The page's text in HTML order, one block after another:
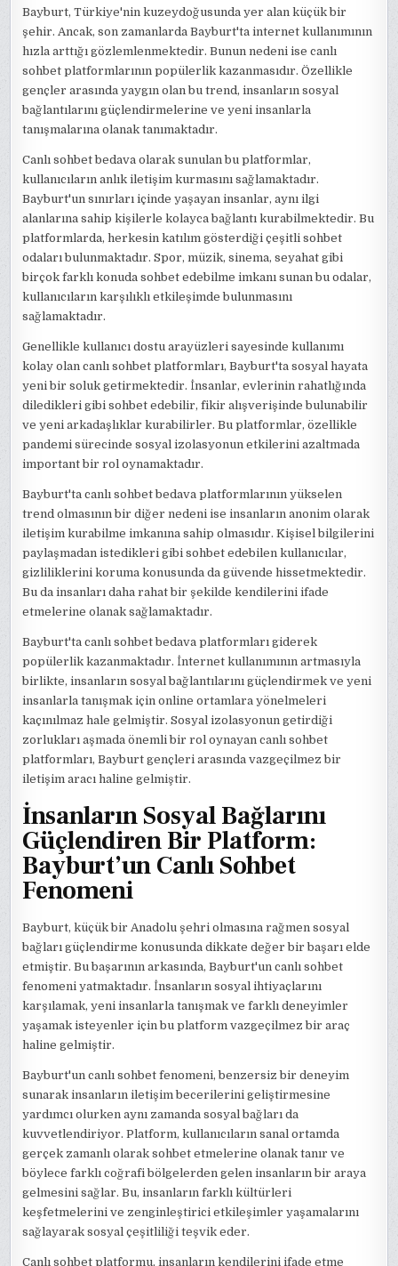
Bayburt, Türkiye'nin kuzeydoğusunda yer alan küçük bir
şehir. Ancak, son zamanlarda Bayburt'ta internet kullanımının
hızla arttığı gözlemlenmektedir. Bunun nedeni ise canlı
sohbet platformlarının popülerlik kazanmasıdır. Özellikle
gençler arasında yaygın olan bu trend, insanların sosyal
bağlantılarını güçlendirmelerine ve yeni insanlarla
tanışmalarına olanak tanımaktadır.
Canlı sohbet bedava olarak sunulan bu platformlar,
kullanıcıların anlık iletişim kurmasını sağlamaktadır.
Bayburt'un sınırları içinde yaşayan insanlar, aynı ilgi
alanlarına sahip kişilerle kolayca bağlantı kurabilmektedir. Bu
platformlarda, herkesin katılım gösterdiği çeşitli sohbet
odaları bulunmaktadır. Spor, müzik, sinema, seyahat gibi
birçok farklı konuda sohbet edebilme imkanı sunan bu odalar,
kullanıcıların karşılıklı etkileşimde bulunmasını
sağlamaktadır.
Genellikle kullanıcı dostu arayüzleri sayesinde kullanımı
kolay olan canlı sohbet platformları, Bayburt'ta sosyal hayata
yeni bir soluk getirmektedir. İnsanlar, evlerinin rahatlığında
diledikleri gibi sohbet edebilir, fikir alışverişinde bulunabilir
ve yeni arkadaşlıklar kurabilirler. Bu platformlar, özellikle
pandemi sürecinde sosyal izolasyonun etkilerini azaltmada
important bir rol oynamaktadır.
Bayburt'ta canlı sohbet bedava platformlarının yükselen
trend olmasının bir diğer nedeni ise insanların anonim olarak
iletişim kurabilme imkanına sahip olmasıdır. Kişisel bilgilerini
paylaşmadan istedikleri gibi sohbet edebilen kullanıcılar,
gizliliklerini koruma konusunda da güvende hissetmektedir.
Bu da insanları daha rahat bir şekilde kendilerini ifade
etmelerine olanak sağlamaktadır.
Bayburt'ta canlı sohbet bedava platformları giderek
popülerlik kazanmaktadır. İnternet kullanımının artmasıyla
birlikte, insanların sosyal bağlantılarını güçlendirmek ve yeni
insanlarla tanışmak için online ortamlara yönelmeleri
kaçınılmaz hale gelmiştir. Sosyal izolasyonun getirdiği
zorlukları aşmada önemli bir rol oynayan canlı sohbet
platformları, Bayburt gençleri arasında vazgeçilmez bir
iletişim aracı haline gelmiştir.
İnsanların Sosyal Bağlarını
Güçlendiren Bir Platform:
Bayburt’un Canlı Sohbet
Fenomeni
Bayburt, küçük bir Anadolu şehri olmasına rağmen sosyal
bağları güçlendirme konusunda dikkate değer bir başarı elde
etmiştir. Bu başarının arkasında, Bayburt'un canlı sohbet
fenomeni yatmaktadır. İnsanların sosyal ihtiyaçlarını
karşılamak, yeni insanlarla tanışmak ve farklı deneyimler
yaşamak isteyenler için bu platform vazgeçilmez bir araç
haline gelmiştir.
Bayburt'un canlı sohbet fenomeni, benzersiz bir deneyim
sunarak insanların iletişim becerilerini geliştirmesine
yardımcı olurken aynı zamanda sosyal bağları da
kuvvetlendiriyor. Platform, kullanıcıların sanal ortamda
gerçek zamanlı olarak sohbet etmelerine olanak tanır ve
böylece farklı coğrafi bölgelerden gelen insanların bir araya
gelmesini sağlar. Bu, insanların farklı kültürleri
keşfetmelerini ve zenginleştirici etkileşimler yaşamalarını
sağlayarak sosyal çeşitliliği teşvik eder.
Canlı sohbet platformu, insanların kendilerini ifade etme